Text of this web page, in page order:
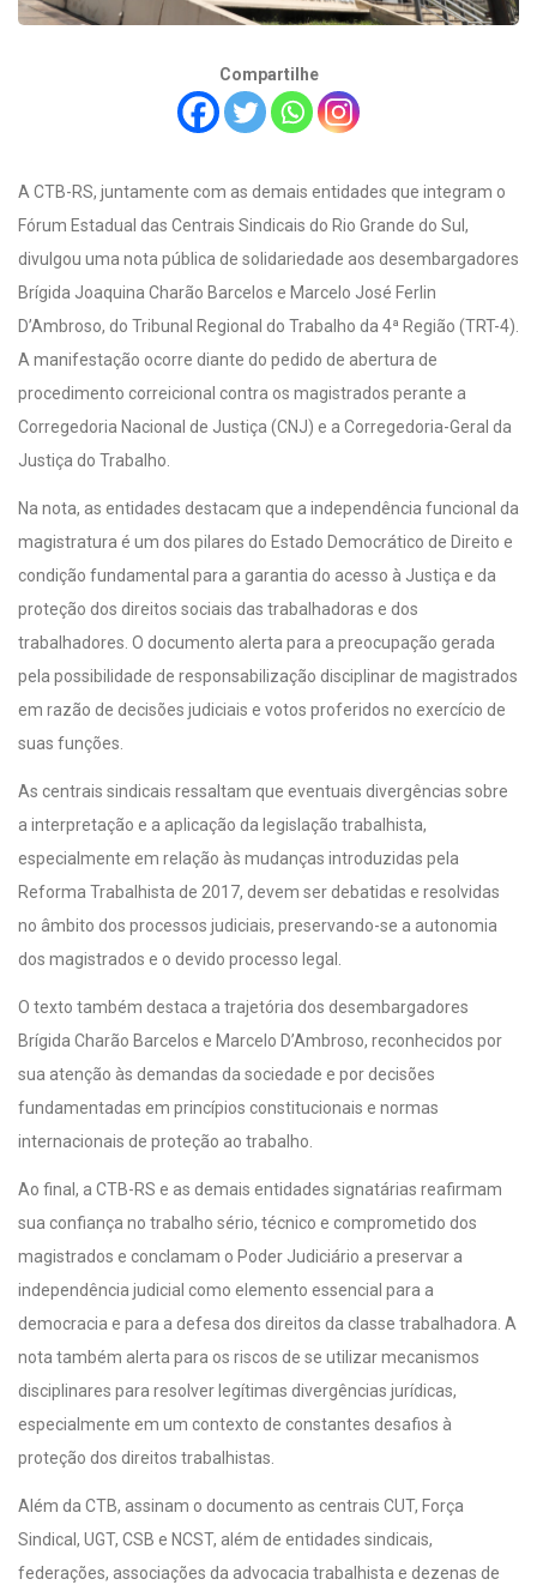
Compartilhe
A CTB-RS, juntamente com as demais entidades que integram o
Fórum Estadual das Centrais Sindicais do Rio Grande do Sul,
divulgou uma nota pública de solidariedade aos desembargadores
Brígida Joaquina Charão Barcelos e Marcelo José Ferlin
D’Ambroso, do Tribunal Regional do Trabalho da 4ª Região (TRT-4).
A manifestação ocorre diante do pedido de abertura de
procedimento correicional contra os magistrados perante a
Corregedoria Nacional de Justiça (CNJ) e a Corregedoria-Geral da
Justiça do Trabalho.
Na nota, as entidades destacam que a independência funcional da
magistratura é um dos pilares do Estado Democrático de Direito e
condição fundamental para a garantia do acesso à Justiça e da
proteção dos direitos sociais das trabalhadoras e dos
trabalhadores. O documento alerta para a preocupação gerada
pela possibilidade de responsabilização disciplinar de magistrados
em razão de decisões judiciais e votos proferidos no exercício de
suas funções.
As centrais sindicais ressaltam que eventuais divergências sobre
a interpretação e a aplicação da legislação trabalhista,
especialmente em relação às mudanças introduzidas pela
Reforma Trabalhista de 2017, devem ser debatidas e resolvidas
no âmbito dos processos judiciais, preservando-se a autonomia
dos magistrados e o devido processo legal.
O texto também destaca a trajetória dos desembargadores
Brígida Charão Barcelos e Marcelo D’Ambroso, reconhecidos por
sua atenção às demandas da sociedade e por decisões
fundamentadas em princípios constitucionais e normas
internacionais de proteção ao trabalho.
Ao final, a CTB-RS e as demais entidades signatárias reafirmam
sua confiança no trabalho sério, técnico e comprometido dos
magistrados e conclamam o Poder Judiciário a preservar a
independência judicial como elemento essencial para a
democracia e para a defesa dos direitos da classe trabalhadora. A
nota também alerta para os riscos de se utilizar mecanismos
disciplinares para resolver legítimas divergências jurídicas,
especialmente em um contexto de constantes desafios à
proteção dos direitos trabalhistas.
Além da CTB, assinam o documento as centrais CUT, Força
Sindical, UGT, CSB e NCST, além de entidades sindicais,
federações, associações da advocacia trabalhista e dezenas de